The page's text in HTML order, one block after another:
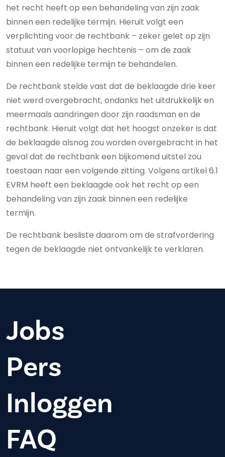
het recht heeft op een behandeling van zijn zaak
binnen een redelijke termijn. Hieruit volgt een
verplichting voor de rechtbank – zeker gelet op zijn
statuut van voorlopige hechtenis – om de zaak
binnen een redelijke termijn te behandelen.
De rechtbank stelde vast dat de beklaagde drie keer
niet werd overgebracht, ondanks het uitdrukkelijk en
meermaals aandringen door zijn raadsman en de
rechtbank. Hieruit volgt dat het hoogst onzeker is dat
de beklaagde alsnog zou worden overgebracht in het
geval dat de rechtbank een bijkomend uitstel zou
toestaan naar een volgende zitting. Volgens artikel 6.1
EVRM heeft een beklaagde ook het recht op een
behandeling van zijn zaak binnen een redelijke
termijn.
De rechtbank besliste daarom om de strafvordering
tegen de beklaagde niet ontvankelijk te verklaren.
Jobs
Pers
Inloggen
FAQ